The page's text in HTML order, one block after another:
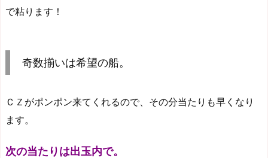
で粘ります！
奇数揃いは希望の船。
ＣＺがポンポン来てくれるので、その分当たりも早くなり
ます。
次の当たりは出玉内で。